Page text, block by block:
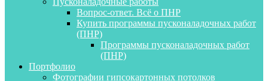
Вопрос-ответ. Всё о ПНР
Купить программы пусконаладочных работ
(ПНР)
Программы пусконаладочных работ
(ПНР)
Портфолио
Фотографии гипсокартонных потолков